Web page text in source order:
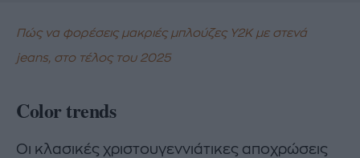
Πώς να φορέσεις μακριές μπλούζες Υ2Κ με στενά
jeans, στο τέλος του 2025
Color trends
Οι κλασικές χριστουγεννιάτικες αποχρώσεις